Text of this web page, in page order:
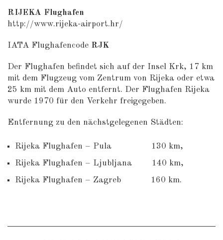
RIJEKA Flughafen
http://www.rijeka-airport.hr/
IATA Flughafencode RJK
Der Flughafen befindet sich auf der Insel Krk, 17 km
mit dem Flugzeug vom Zentrum von Rijeka oder etwa
25 km mit dem Auto entfernt. Der Flughafen Rijeka
wurde 1970 für den Verkehr freigegeben.
Entfernung zu den nächstgelegenen Städten:
Rijeka Flughafen – Pula 130 km,
Rijeka Flughafen – Ljubljana 140 km,
Rijeka Flughafen – Zagreb 160 km.